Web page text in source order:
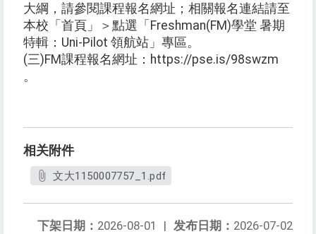
大綱，請參閱課程報名網址；相關報名連結請至
本校「首頁」＞點選「Freshman(FM)學堂 暑期
特輯：Uni-Pilot 領航站」專區。
(三)FM課程報名網址：https://pse.is/98swzm
。
相关附件
文大1150007757_1.pdf
发布日期： 2026-07-02
下架日期： 2026-08-01
|